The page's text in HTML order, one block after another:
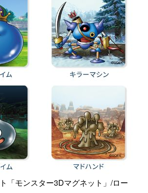
「モンスター3Dマグネット」/ロー